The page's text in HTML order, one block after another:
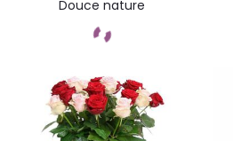
Douce nature
Commandez